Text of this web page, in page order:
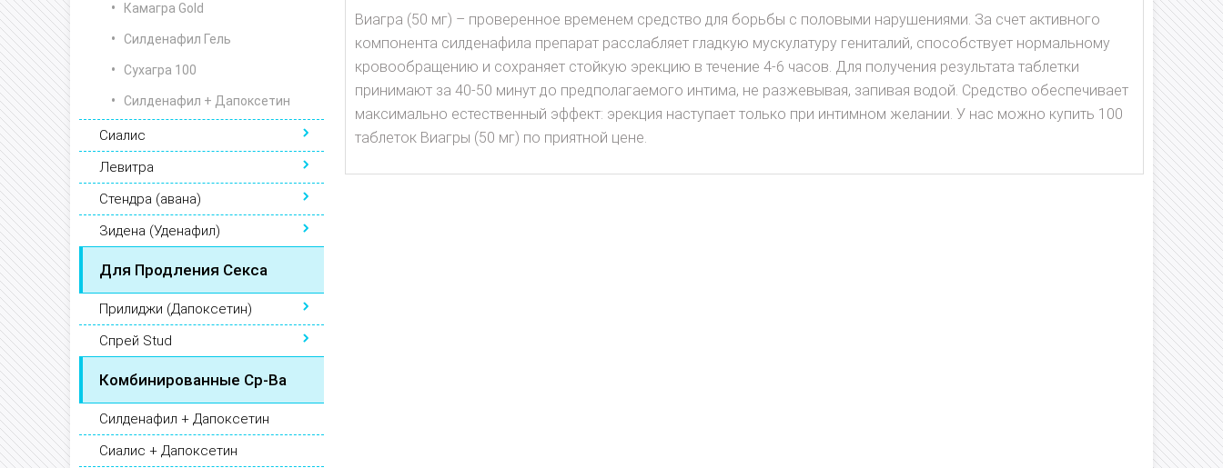
Камагра Gold
Силденафил Гель
Сухагра 100
Силденафил + Дапоксетин
Сиалис
Левитра
Стендра (авана)
Зидена (Уденафил)
Для Продления Секса
Прилиджи (Дапоксетин)
Спрей Stud
Комбинированные Ср-Ва
Силденафил + Дапоксетин
Сиалис + Дапоксетин
Виагра (50 мг) – проверенное временем средство для борьбы с половыми нарушениями. За счет активного
компонента силденафила препарат расслабляет гладкую мускулатуру гениталий, способствует нормальному
кровообращению и сохраняет стойкую эрекцию в течение 4-6 часов. Для получения результата таблетки
принимают за 40-50 минут до предполагаемого интима, не разжевывая, запивая водой. Средство обеспечивает
максимально естественный эффект: эрекция наступает только при интимном желании. У нас можно купить 100
таблеток Виагры (50 мг) по приятной цене.